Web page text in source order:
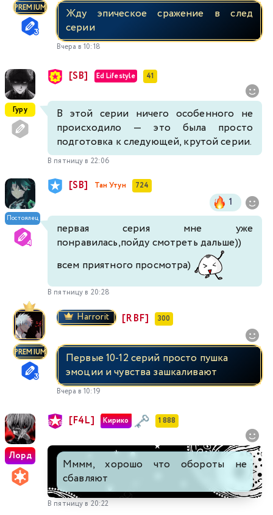
PREMIUM
Жду эпическое сражение в след
серии
Вчера в 10:18
Гуру
[SB] Ed Lifestyle 41
В этой серии ничего особенного не
происходило — это была просто
подготовка к следующей, крутой серии.
В пятницу в 22:06
Постоялец
[SB] Тан Утун 724
1
первая серия мне уже
понравилась,пойду смотреть дальше))
всем приятного просмотра)
В пятницу в 20:28
PREMIUM
Harrorit [RBF] 300
Первые 10-12 серий просто пушка
эмоции и чувства зашкаливают
Вчера в 10:19
Лорд
[F4L] Кирико 1 888
Мммм, хорошо что обороты не
сбавляют
В пятницу в 20:22